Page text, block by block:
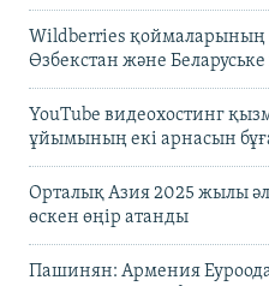
Wildberries қоймаларының
Өзбекстан және
YouTube видеохостинг
ұйымының екі арнасын
Орталық Азия 2025 жылы
өскен өңір атанды
Пашинян: Армения